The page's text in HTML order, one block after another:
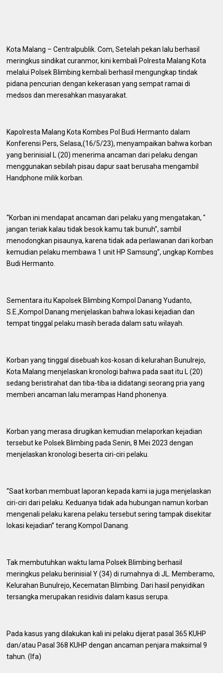
Kota Malang – Centralpublik. Com, Setelah pekan lalu berhasil
meringkus sindikat curanmor, kini kembali Polresta Malang Kota
melalui Polsek Blimbing kembali berhasil mengungkap tindak
pidana pencurian dengan kekerasan yang sempat ramai di
medsos dan meresahkan masyarakat.
Kapolresta Malang Kota Kombes Pol Budi Hermanto dalam
Konferensi Pers, Selasa,(16/5/23), menyampaikan bahwa korban
yang berinisial L (20) menerima ancaman dari pelaku dengan
menggunakan sebilah pisau dapur saat berusaha mengambil
Handphone milik korban.
“Korban ini mendapat ancaman dari pelaku yang mengatakan, "
jangan teriak kalau tidak besok kamu tak bunuh", sambil
menodongkan pisaunya, karena tidak ada perlawanan dari korban
kemudian pelaku membawa 1 unit HP Samsung”, ungkap Kombes
Budi Hermanto.
Sementara itu Kapolsek Blimbing Kompol Danang Yudanto,
S.E.,Kompol Danang menjelaskan bahwa lokasi kejadian dan
tempat tinggal pelaku masih berada dalam satu wilayah.
Korban yang tinggal disebuah kos-kosan di kelurahan Bunulrejo,
Kota Malang menjelaskan kronologi bahwa pada saat itu L (20)
sedang beristirahat dan tiba-tiba ia didatangi seorang pria yang
memberi ancaman lalu merampas Hand phonenya.
Korban yang merasa dirugikan kemudian melaporkan kejadian
tersebut ke Polsek Blimbing pada Senin, 8 Mei 2023 dengan
menjelaskan kronologi beserta ciri-ciri pelaku.
“Saat korban membuat laporan kepada kami ia juga menjelaskan
ciri-ciri dari pelaku. Keduanya tidak ada hubungan namun korban
mengenali pelaku karena pelaku tersebut sering tampak disekitar
lokasi kejadian” terang Kompol Danang.
Tak membutuhkan waktu lama Polsek Blimbing berhasil
meringkus pelaku berinisial Y (34) di rumahnya di JL. Memberamo,
Kelurahan Bunulrejo, Kecematan Blimbing. Dari hasil penyidikan
tersangka merupakan residivis dalam kasus serupa.
Pada kasus yang dilakukan kali ini pelaku dijerat pasal 365 KUHP
dan/atau Pasal 368 KUHP dengan ancaman penjara maksimal 9
tahun. (Ifa)